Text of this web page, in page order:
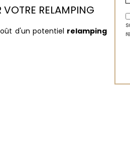
RELAMPING
d'un potentiel relamping